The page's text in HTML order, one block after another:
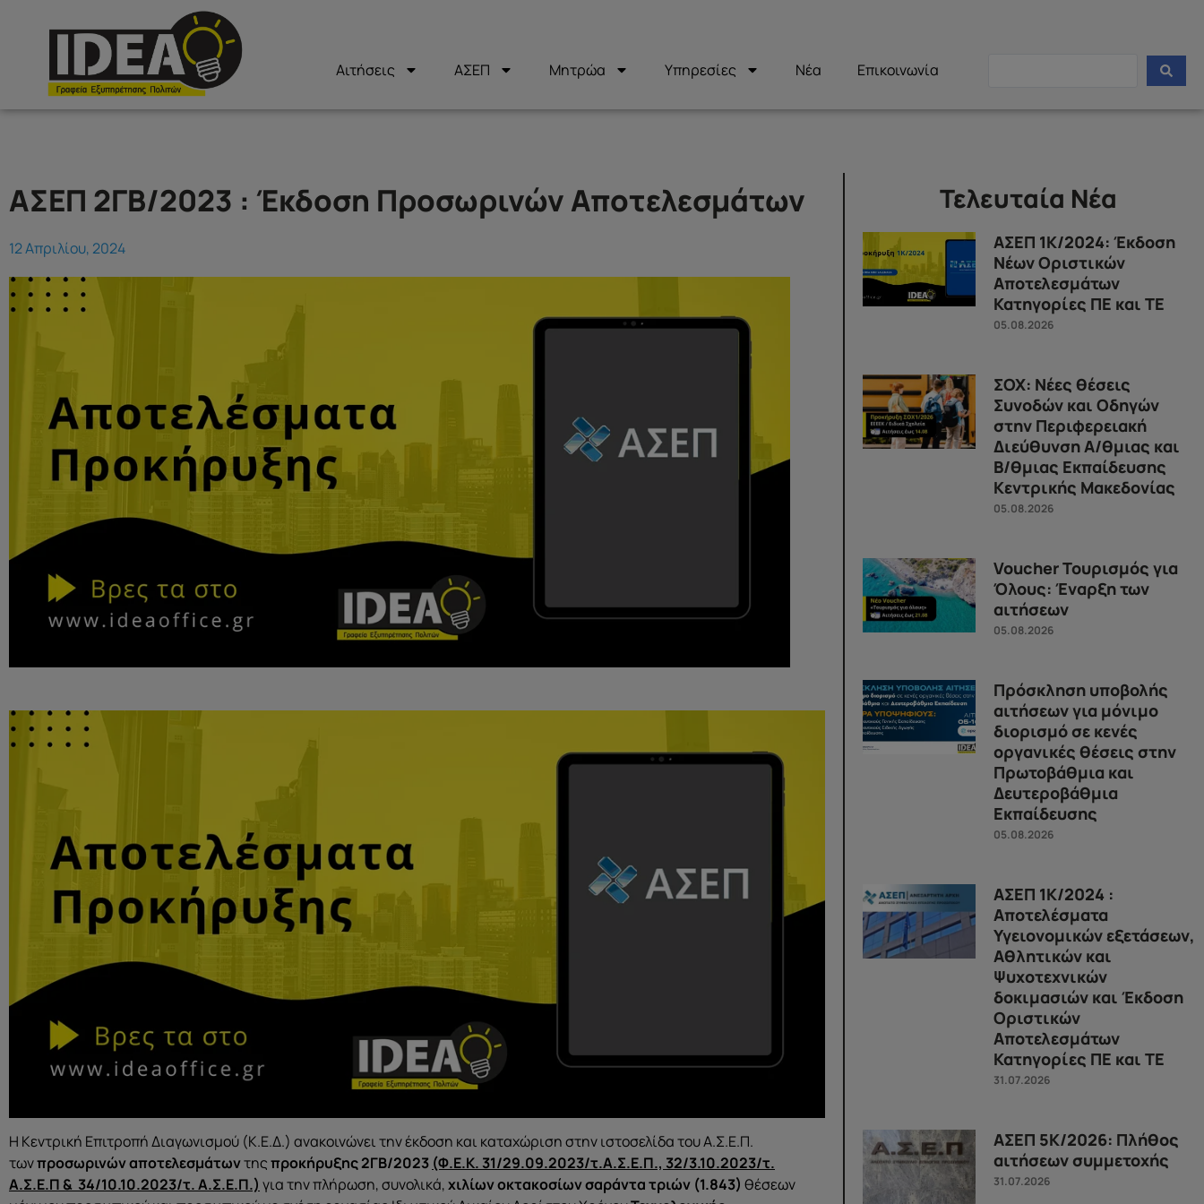
Αιτήσεις ΑΣΕΠ Μητρώα Υπηρεσίες Νέα Επικοινωνία
ΑΣΕΠ 2ΓΒ/2023 : Έκδοση Προσωρινών Αποτελεσμάτων
12 Απριλίου, 2024
Η Κεντρική Επιτροπή Διαγωνισμού (Κ.Ε.Δ.) ανακοινώνει την έκδοση και καταχώριση στην ιστοσελίδα του Α.Σ.Ε.Π.
τωνπροσωρινών αποτελεσμάτωντηςπροκήρυξης 2ΓΒ/2023 (Φ.Ε.Κ. 31/29.09.2023/τ.Α.Σ.Ε.Π., 32/3.10.2023/τ.
Α.Σ.Ε.Π & 34/10.10.2023/τ. Α.Σ.Ε.Π.) για την πλήρωση, συνολικά,χιλίων οκτακοσίων σαράντα τριών (1.843) θέσεων
Τελευταία Νέα
ΑΣΕΠ 1Κ/2024: Έκδοση
Νέων Οριστικών
Αποτελεσμάτων
Κατηγορίες ΠΕ και ΤΕ
05.08.2026
ΣΟΧ: Νέες θέσεις
Συνοδών και Οδηγών
στην Περιφερειακή
Διεύθυνση Α/θμιας και
Β/θμιας Εκπαίδευσης
Κεντρικής Μακεδονίας
05.08.2026
Voucher Τουρισμός για
Όλους: Έναρξη των
αιτήσεων
05.08.2026
Πρόσκληση υποβολής
αιτήσεων για μόνιμο
διορισμό σε κενές
οργανικές θέσεις στην
Πρωτοβάθμια και
Δευτεροβάθμια
Εκπαίδευσης
05.08.2026
ΑΣΕΠ 1Κ/2024 :
Αποτελέσματα
Υγειονομικών εξετάσεων,
Αθλητικών και
Ψυχοτεχνικών
δοκιμασιών και Έκδοση
Οριστικών
Αποτελεσμάτων
Κατηγορίες ΠΕ και ΤΕ
31.07.2026
ΑΣΕΠ 5Κ/2026: Πλήθος
αιτήσεων συμμετοχής
31.07.2026